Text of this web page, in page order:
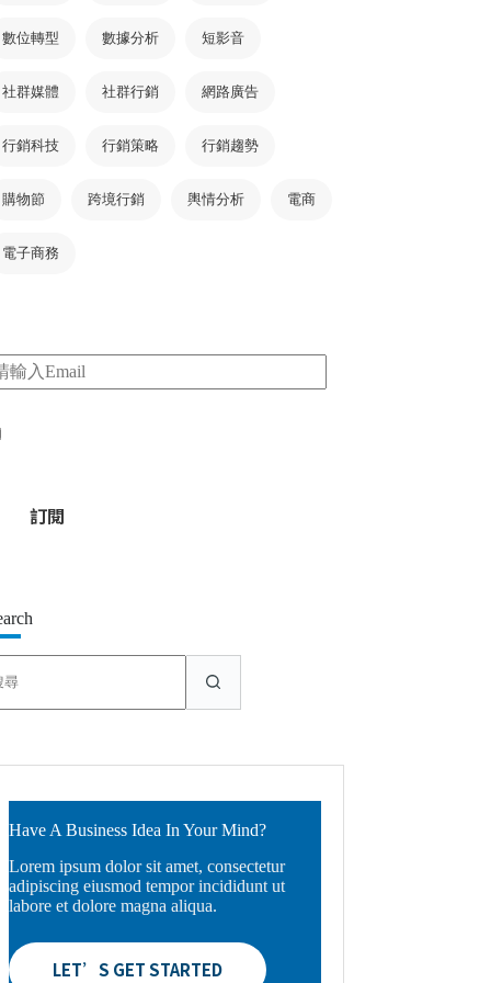
數位轉型 數據分析 短影音
社群媒體 社群行銷 網路廣告
行銷科技 行銷策略 行銷趨勢
購物節 跨境行銷 輿情分析 電商
電子商務
Have A Business Idea In Your Mind?
Lorem ipsum dolor sit amet, consectetur
adipiscing eiusmod tempor incididunt ut
labore et dolore magna aliqua.
LET’S GET STARTED